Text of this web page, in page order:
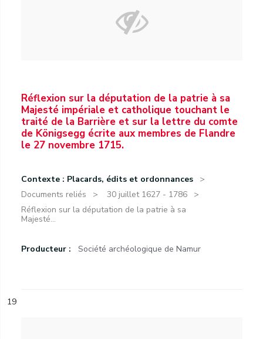
Réflexion sur la députation de la patrie à sa
Majesté impériale et catholique touchant le
traité de la Barrière et sur la lettre du comte
de Königsegg écrite aux membres de Flandre
le 27 novembre 1715.
Contexte : Placards, édits et ordonnances
Documents reliés
30 juillet 1627 - 1786
Réflexion sur la députation de la patrie à sa
Majesté...
Producteur : Société archéologique de Namur
19